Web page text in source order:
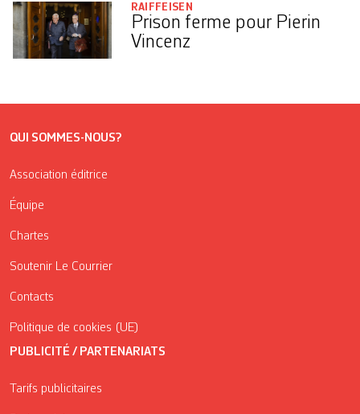
RAIFFEISEN
Prison ferme pour Pierin
Vincenz
QUI SOMMES-NOUS?
Association éditrice
Équipe
Chartes
Soutenir Le Courrier
Contacts
Politique de cookies (UE)
PUBLICITÉ / PARTENARIATS
Tarifs publicitaires